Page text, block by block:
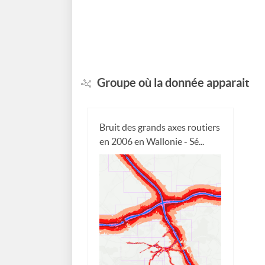
Groupe où la donnée apparait
Bruit des grands axes routiers
en 2006 en Wallonie - Sé...